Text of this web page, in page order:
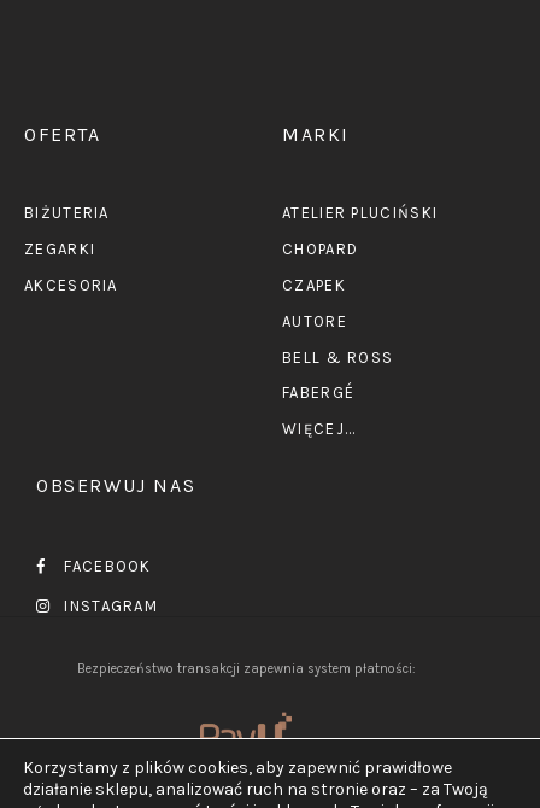
OFERTA
BIŻUTERIA
ZEGARKI
AKCESORIA
MARKI
ATELIER PLUCIŃSKI
CHOPARD
CZAPEK
AUTORE
BELL & ROSS
FABERGÉ
WIĘCEJ...
OBSERWUJ NAS
FACEBOOK
INSTAGRAM
Bezpieczeństwo transakcji zapewnia system płatności:
Korzystamy z plików cookies, aby zapewnić prawidłowe
działanie sklepu, analizować ruch na stronie oraz – za Twoją